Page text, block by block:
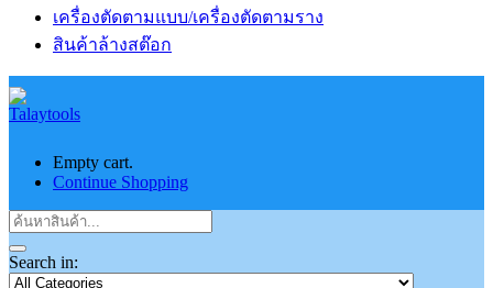
เครื่องตัดตามแบบ/เครื่องตัดตามราง
สินค้าล้างสต๊อก
Empty cart.
Continue Shopping
Search in: